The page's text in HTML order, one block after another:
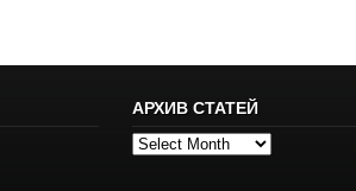
АРХИВ СТАТЕЙ
Архив